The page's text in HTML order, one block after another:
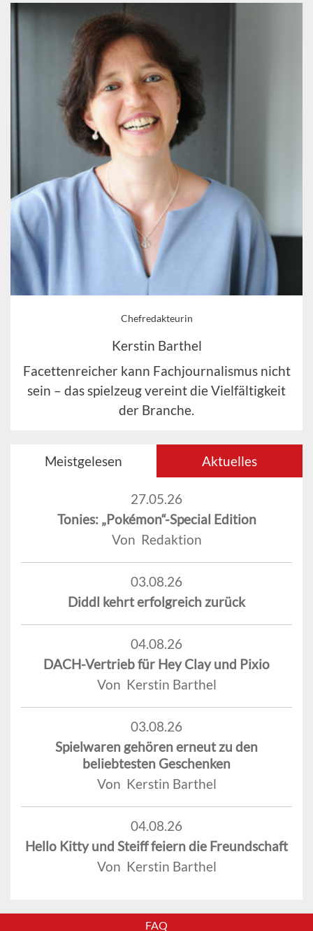
Chefredakteurin
Kerstin Barthel
Facettenreicher kann Fachjournalismus nicht
sein – das spielzeug vereint die Vielfältigkeit
der Branche.
Meistgelesen Aktuelles
27.05.26
Tonies: „Pokémon“-Special Edition
Von Redaktion
03.08.26
Diddl kehrt erfolgreich zurück
04.08.26
DACH-Vertrieb für Hey Clay und Pixio
Von Kerstin Barthel
03.08.26
Spielwaren gehören erneut zu den
beliebtesten Geschenken
Von Kerstin Barthel
04.08.26
Hello Kitty und Steiff feiern die Freundschaft
Von Kerstin Barthel
FAQ